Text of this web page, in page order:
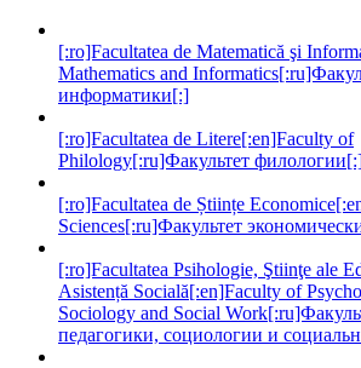
[:ro]Facultatea de Matematică şi
Mathematics and
информатики[:]
[:ro]Facultatea de Litere[:en]Faculty of
Philology[:ru]Факультет
[:ro]Facultatea de Științe
Sciences[:ru]Факультет
[:ro]Facultatea Psihologie, Ştiinţe ale
Asistență Socială[:en]Faculty of
Sociology and Social
педагогики, социологии и